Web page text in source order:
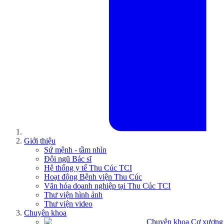
Giới thiệu
Sứ mệnh - tầm nhìn
Đội ngũ Bác sĩ
Hệ thống y tế Thu Cúc TCI
Hoạt động Bệnh viện Thu Cúc
Văn hóa doanh nghiệp tại Thu Cúc TCI
Thư viện hình ảnh
Thư viện video
Chuyên khoa
Chuyên khoa Cơ